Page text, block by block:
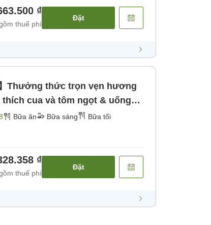
₫
thuế phí
Đặt
Thưởng thức trọn vẹn hương
cua và tôm ngọt & uống
[Bữa sáng] [Bữa tối]
Bữa ăn Bữa sáng Bữa tối
₫
thuế phí
Đặt